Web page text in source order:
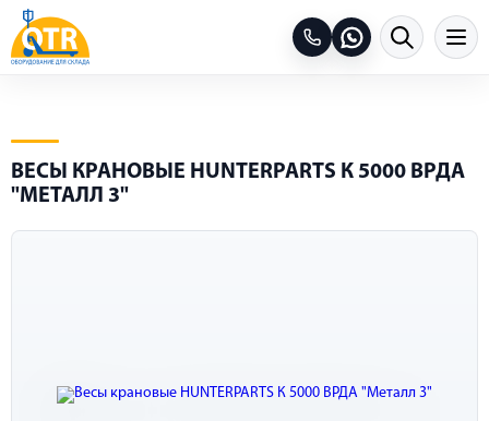
ВЕСЫ КРАНОВЫЕ HUNTERPARTS К 5000 ВРДА
"МЕТАЛЛ 3"